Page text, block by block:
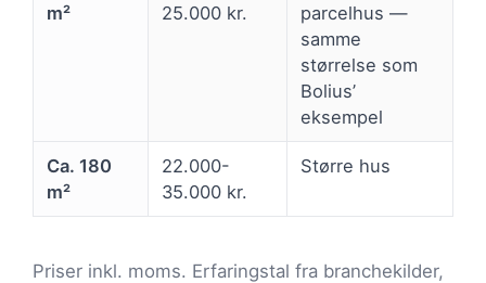
m²
25.000 kr.
parcelhus —
samme
størrelse som
Bolius’
eksempel
Ca. 180
m²
22.000-
35.000 kr.
Større hus
Priser inkl. moms. Erfaringstal fra branchekilder,